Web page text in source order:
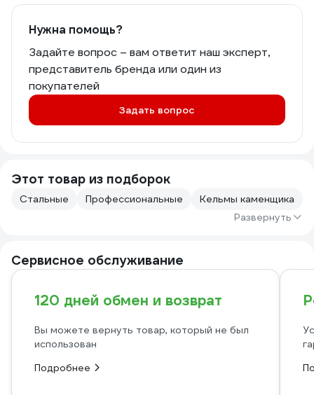
Нужна помощь?
Задайте вопрос – вам ответит наш эксперт,
представитель бренда или один из
покупателей
Задать вопрос
Этот товар из подборок
Стальные Профессиональные
Кельмы каменщика
Развернуть
Сервисное обслуживание
120 дней обмен и возврат
Вы можете вернуть товар, который не был
использован
Подробнее